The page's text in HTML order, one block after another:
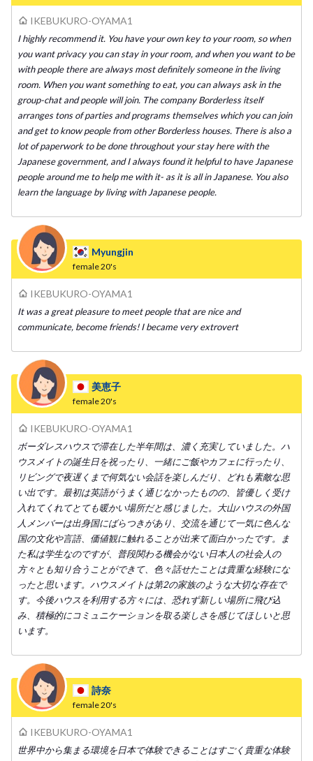
IKEBUKURO-OYAMA1
I highly recommend it. You have your own key to your room, so when
you want privacy you can stay in your room, and when you want to be
with people there are always most definitely someone in the living
room. When you want something to eat, you can always ask in the
group-chat and people will join. The company Borderless itself
arranges tons of parties and programs themselves which you can join
and get to know people from other Borderless houses. There is also a
lot of paperwork to be done throughout your stay here with the
Japanese government, and I always found it helpful to have Japanese
people around me to help me with it- as it is all in Japanese. You also
learn the language by living with Japanese people.
Myungjin
female20's
IKEBUKURO-OYAMA1
It was a great pleasure to meet people that are nice and
communicate, become friends! I became very extrovert
美恵子
female20's
IKEBUKURO-OYAMA1
ボーダレスハウスで滞在した半年間は、濃く充実していました。ハ
ウスメイトの誕生日を祝ったり、一緒にご飯やカフェに行ったり、
リビングで夜遅くまで何気ない会話を楽しんだり、どれも素敵な思
い出です。最初は英語がうまく通じなかったものの、皆優しく受け
入れてくれてとても暖かい場所だと感じました。大山ハウスの外国
人メンバーは出身国にばらつきがあり、交流を通じて一気に色んな
国の文化や言語、価値観に触れることが出来て面白かったです。ま
た私は学生なのですが、普段関わる機会がない日本人の社会人の
方々とも知り合うことができて、色々話せたことは貴重な経験にな
ったと思います。ハウスメイトは第2の家族のような大切な存在で
す。今後ハウスを利用する方々には、恐れず新しい場所に飛び込
み、積極的にコミュニケーションを取る楽しさを感じてほしいと思
います。
詩奈
female20's
IKEBUKURO-OYAMA1
世界中から集まる環境を日本で体験できることはすごく貴重な体験